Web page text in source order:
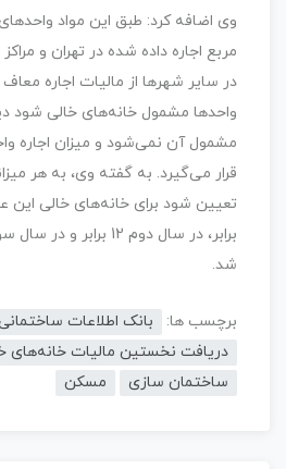
در سایر شهرها از مالیات اجاره
واحدها مشمول خانه‌های خالی شود
مشمول آن نمی‌شود و میزان اجاره
قرار می‌گیرد. به گفته وی، به هر
شد.
برچسب ها:
بانک اطلاعات
دریافت نخستین مالیات خانه‌های خالی
ساختمان سازی
مسکن